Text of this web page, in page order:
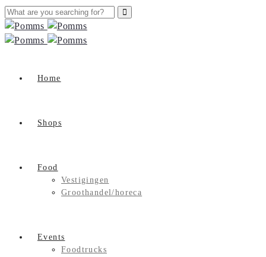
Home
Shops
Food
Vestigingen
Groothandel/horeca
Events
Foodtrucks